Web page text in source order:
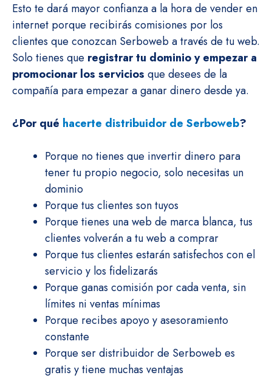
Esto te dará mayor confianza a la hora de vender en
internet porque recibirás comisiones por los
clientes que conozcan Serboweb a través de tu web.
Solo tienes que registrar tu dominio y empezar a
promocionar los servicios que desees de la
compañía para empezar a ganar dinero desde ya.
¿Por qué hacerte distribuidor de Serboweb?
Porque no tienes que invertir dinero para
tener tu propio negocio, solo necesitas un
dominio
Porque tus clientes son tuyos
Porque tienes una web de marca blanca, tus
clientes volverán a tu web a comprar
Porque tus clientes estarán satisfechos con el
servicio y los fidelizarás
Porque ganas comisión por cada venta, sin
límites ni ventas mínimas
Porque recibes apoyo y asesoramiento
constante
Porque ser distribuidor de Serboweb es
gratis y tiene muchas ventajas